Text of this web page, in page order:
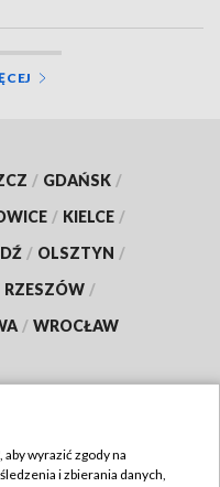
/ GDAŃSK /
/ KIELCE /
/ OLSZTYN /
RZESZÓW /
/ WROCŁAW
wyrazić zgody na
i zbierania danych,